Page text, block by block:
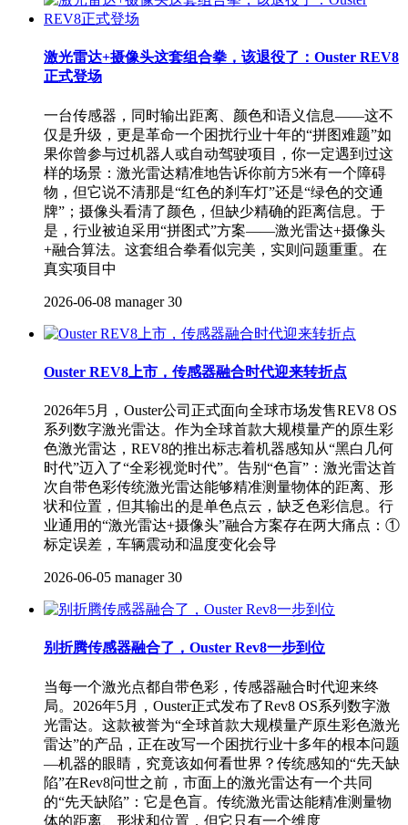
激光雷达+摄像头这套组合拳，该退役了：Ouster REV8
正式登场
一台传感器，同时输出距离、颜色和语义信息——这不
仅是升级，更是革命一个困扰行业十年的“拼图难题”如
果你曾参与过机器人或自动驾驶项目，你一定遇到过这
样的场景：激光雷达精准地告诉你前方5米有一个障碍
物，但它说不清那是“红色的刹车灯”还是“绿色的交通
牌”；摄像头看清了颜色，但缺少精确的距离信息。于
是，行业被迫采用“拼图式”方案——激光雷达+摄像头
+融合算法。这套组合拳看似完美，实则问题重重。在
真实项目中
2026-06-08 manager 30
Ouster REV8上市，传感器融合时代迎来转折点
2026年5月，Ouster公司正式面向全球市场发售REV8 OS
系列数字激光雷达。作为全球首款大规模量产的原生彩
色激光雷达，REV8的推出标志着机器感知从“黑白几何
时代”迈入了“全彩视觉时代”。告别“色盲”：激光雷达首
次自带色彩传统激光雷达能够精准测量物体的距离、形
状和位置，但其输出的是单色点云，缺乏色彩信息。行
业通用的“激光雷达+摄像头”融合方案存在两大痛点：①
标定误差，车辆震动和温度变化会导
2026-06-05 manager 30
别折腾传感器融合了，Ouster Rev8一步到位
当每一个激光点都自带色彩，传感器融合时代迎来终
局。2026年5月，Ouster正式发布了Rev8 OS系列数字激
光雷达。这款被誉为“全球首款大规模量产原生彩色激光
雷达”的产品，正在改写一个困扰行业十多年的根本问题
—机器的眼睛，究竟该如何看世界？传统感知的“先天缺
陷”在Rev8问世之前，市面上的激光雷达有一个共同
的“先天缺陷”：它是色盲。传统激光雷达能精准测量物
体的距离、形状和位置，但它只有一个维度